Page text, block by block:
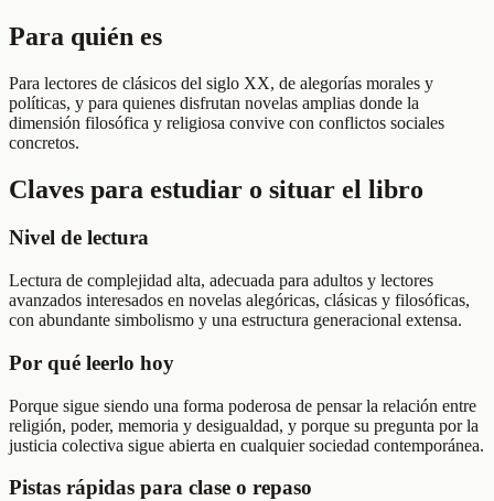
Para quién es
Para lectores de clásicos del siglo XX, de alegorías morales y
políticas, y para quienes disfrutan novelas amplias donde la
dimensión filosófica y religiosa convive con conflictos sociales
concretos.
Claves para estudiar o situar el libro
Nivel de lectura
Lectura de complejidad alta, adecuada para adultos y lectores
avanzados interesados en novelas alegóricas, clásicas y filosóficas,
con abundante simbolismo y una estructura generacional extensa.
Por qué leerlo hoy
Porque sigue siendo una forma poderosa de pensar la relación entre
religión, poder, memoria y desigualdad, y porque su pregunta por la
justicia colectiva sigue abierta en cualquier sociedad contemporánea.
Pistas rápidas para clase o repaso